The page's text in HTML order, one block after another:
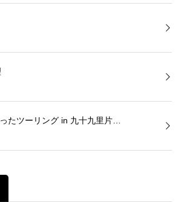
たツーリング in 九十九里片…